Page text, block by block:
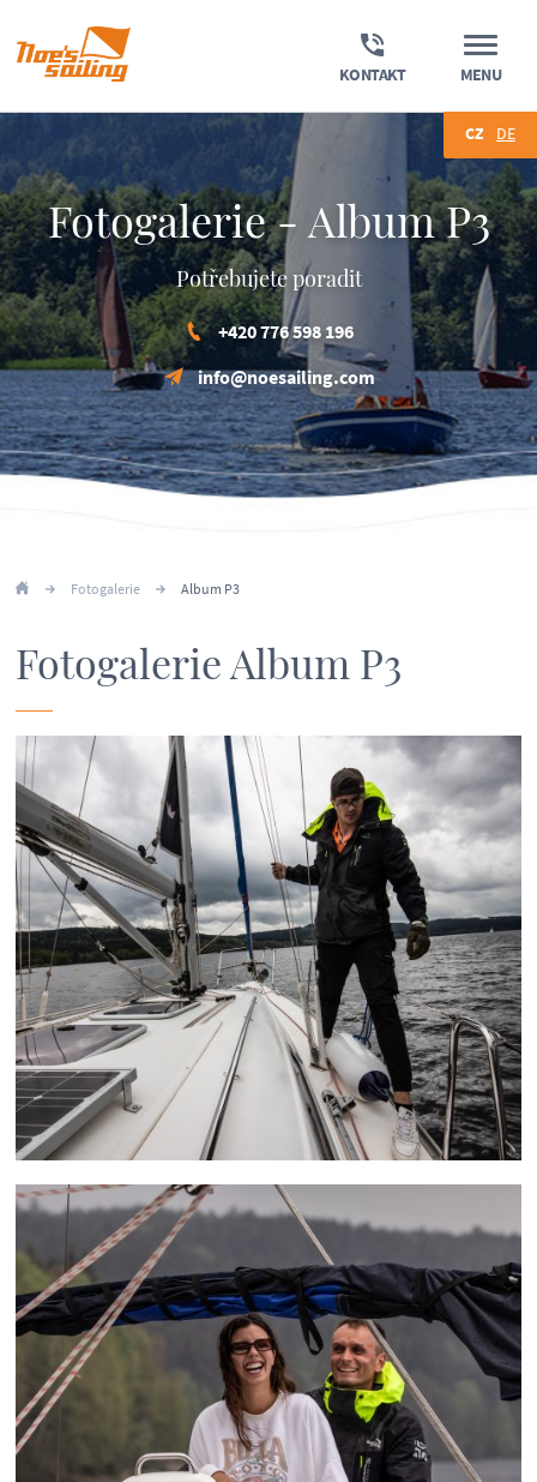
KONTAKT MENU
CZ DE
Fotogalerie - Album P3
Potřebujete poradit
+420 776 598 196
info@noesailing.com
Fotogalerie Album P3
Fotogalerie Album P3